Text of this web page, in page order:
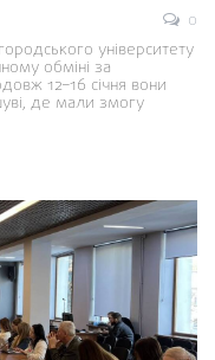
0
університету
обміні за
12–16 січня вони
де мали змогу